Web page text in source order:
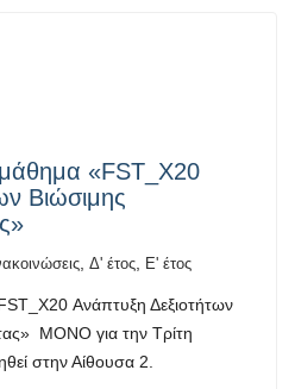
«FST_X20
Βιώσιμης
, Δ' έτος, Ε' έτος
Ανάπτυξη Δεξιοτήτων
ΜΟΝΟ για την Τρίτη
στην Αίθουσα 2.